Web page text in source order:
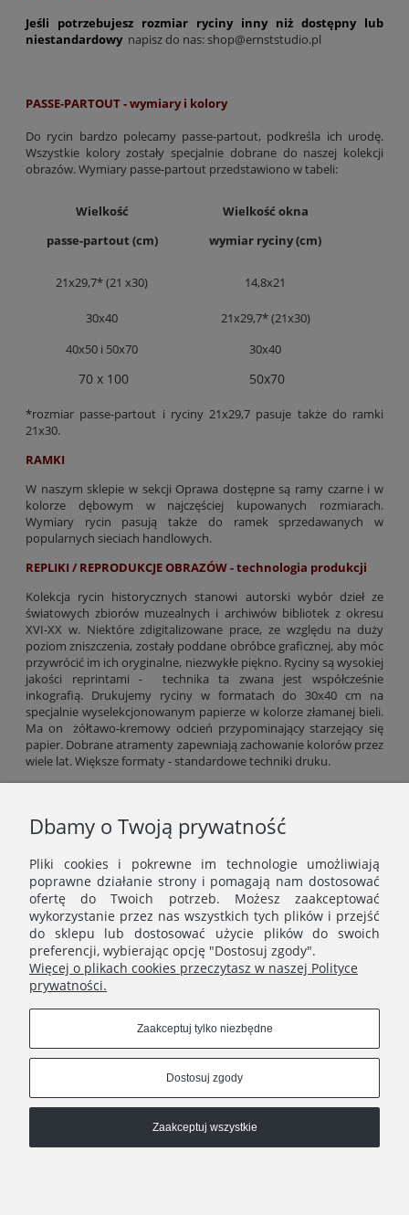
Jeśli potrzebujesz rozmiar ryciny inny niż dostępny lub
niestandardowy napisz do nas:shop@ernststudio.pl
PASSE-PARTOUT - wymiary i kolory
Do rycin bardzo polecamy passe-partout, podkreśla ich urodę.
Wszystkie kolory zostały specjalnie dobrane do naszej kolekcji
obrazów. Wymiary passe-partout przedstawiono w tabeli:
Wielkość
passe-partout (cm)
Wielkość okna
wymiar ryciny (cm)
21x29,7* (21 x30) 14,8x21
30x40
21x29,7* (21x30)
40x50 i 50x70
30x40
70 x 100 50x70
*rozmiar passe-partout i ryciny 21x29,7 pasuje także do ramki
21x30.
RAMKI
W naszym sklepie w sekcji Oprawa dostępne są ramy czarne i w
kolorze dębowym w najczęściej kupowanych rozmiarach.
Wymiary rycin pasują także do ramek sprzedawanych w
popularnych sieciach handlowych.
REPLIKI / REPRODUKCJE OBRAZÓW - technologia produkcji
Kolekcja rycin historycznych stanowi autorski wybór dzieł ze
światowych zbiorów muzealnych i archiwów bibliotek z okresu
XVI-XX w. Niektóre zdigitalizowane prace, ze względu na duży
poziom zniszczenia, zostały poddane obróbce graficznej, aby móc
przywrócić im ich oryginalne, niezwykłe piękno. Ryciny są wysokiej
jakości reprintami - technika ta zwana jest współcześnie
inkografią. Drukujemy ryciny w formatach do 30x40 cm na
specjalnie wyselekcjonowanym papierze w kolorze złamanej bieli.
Ma on żółtawo-kremowy odcień przypominający starzejący się
papier. Dobrane atramenty zapewniają zachowanie kolorów przez
wiele lat. Większe formaty - standardowe techniki druku.
Odbiór kolorów rycin zależy od ustawień jasności ekranu, dlatego
prezentowanej na zdjęciach.
MENU
ERNST STUDIO
| | e-mail:shop@ernststudio.pl
Dbamy o Twoją prywatność
Pliki cookies i pokrewne im technologie umożliwiają
poprawne działanie strony i pomagają nam dostosować
ofertę do Twoich potrzeb. Możesz zaakceptować
wykorzystanie przez nas wszystkich tych plików i przejść
do sklepu lub dostosować użycie plików do swoich
preferencji, wybierając opcję "Dostosuj zgody".
Więcej o plikach cookies przeczytasz w naszej Polityce
prywatności.
Zaakceptuj tylko niezbędne
Dostosuj zgody
Zaakceptuj wszystkie